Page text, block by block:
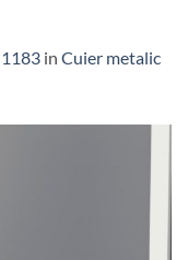
in Cuier metalic